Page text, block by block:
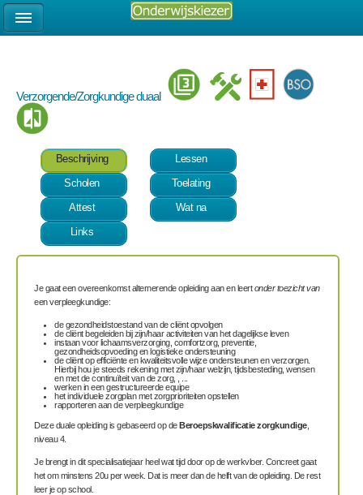
Verzorgende/Zorgkundige duaal
Beschrijving
Lessen
Scholen
Toelating
Attest
Wat na
Links
Je gaat een overeenkomst alternerende opleiding aan en leertonder toezicht van
een verpleegkundige:
de gezondheidstoestand van de cliënt opvolgen
de cliënt begeleiden bij zijn/haar activiteiten van het dagelijkse leven
instaan voor lichaamsverzorging, comfortzorg, preventie,
gezondheidsopvoeding en logistieke ondersteuning
de cliënt op efficiënte en kwaliteitsvolle wijze ondersteunen en verzorgen.
Hierbij hou je steeds rekening met zijn/haar welzijn, tijdsbesteding, wensen
en met de continuïteit van de zorg, , ...
werken in een gestructureerde equipe
het individuele zorgplan met zorgprioriteiten opstellen
rapporteren aan de verpleegkundige
Deze duale opleiding is gebaseerd op deBeroepskwalificatie zorgkundige,
niveau 4.
Je brengt in dit specialisatiejaar heel wat tijd door op de werkvloer. Concreet gaat
het om minstens 20u per week. Dat is meer dan de helft van de opleiding. De rest
leer je op school.